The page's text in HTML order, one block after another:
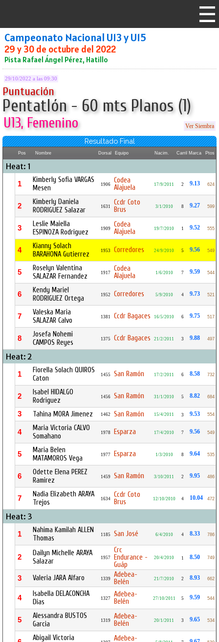
Campeonato Nacional U13 y U15
29 y 30 de octubre del 2022
Pista Rafael Ángel Pérez, Hatillo
29/10/2022 a las 09:30
Puntuación
Pentatlón - 60 mts Planos (1)
U13, Femenino Ver Siembra
Resultado Final
Pos Nombre Dorsal Equipo Nacim. Carril Marca Ptos
Heat: 1
1
Kimberly Sofia VARGAS
Mesen
1906
Codea
Alajuela
17/9/2011 2 9.13 624
2
Kimberly Daniela
RODRIGUEZ Salazar
1631
Ccdr Coto
Brus
3/1/2010 8 9.27 599
3
Leslie Maiella
ESPINOZA Rodriguez
1909
Codea
Alajuela
19/7/2010 1 9.52 555
4
Kianny Solach
BARAHONA Gutierrez
1953 Corredores 24/9/2010 5 9.56 549
5
Roselyn Valentina
SALAZAR Fernandez
1917
Codea
Alajuela
1/6/2010 7 9.59 544
6
Kendy Mariel
RODRIGUEZ Ortega
1952 Corredores 5/9/2010 4 9.73 521
7
Valeska Maria
SALAZAR Calvo
1381 Ccdr Bagaces 16/5/2010 6 9.75 517
8
Josefa Nohemi
CAMPOS Reyes
1375 Ccdr Bagaces 21/2/2011 3 9.88 497
Heat: 2
1
Fiorella Solach QUIROS
Caton
1455 San Ramón 17/2/2011 6 8.58 732
2
Isabel HIDALGO
Rodriguez
1456 San Ramón 31/1/2010 5 8.82 684
3 Tahina MORA Jimenez 1462 San Ramón 15/4/2011 3 9.53 554
4
Maria Victoria CALVO
Somahano
1978 Esparza 17/4/2010 7 9.56 549
5
Maria Belen
MATAMOROS Vega
1977 Esparza 1/3/2010 8 9.64 535
6
Odette Elena PEREZ
Ramirez
1459 San Ramón 3/10/2011 2 9.95 486
7
Nadia Elizabeth ARAYA
Trejos
1634
Ccdr Coto
Brus
12/10/2010 4 10.04 472
Heat: 3
1
Nahima Kamilah ALLEN
Thomas
1185 San José 6/4/2010 4 8.33 786
2
Dailyn Michelle ARAYA
Salazar
1957
Crc
Endurance -
Guáp
20/4/2010 1 8.50 749
3 Valeria JARA Alfaro 1339
Adebea-
Belén
21/7/2010 2 8.93 662
4
Isabella DELACONCHA
Dias
1327
Adebea-
Belén
27/10/2011 5 9.59 544
5
Alessandra BUSTOS
Garcia
1319
Adebea-
Belén
20/1/2011 3 9.65 534
Abigail Victoria
Adebea-